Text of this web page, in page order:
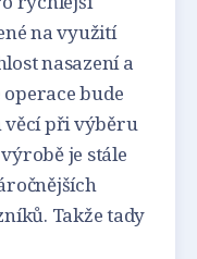
na využití
nasazení a
bude
při výběru
je stále
Takže tady